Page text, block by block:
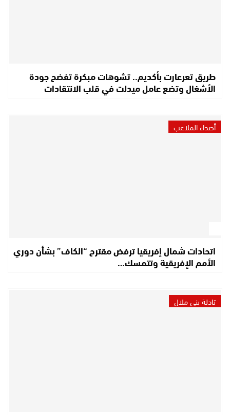
طريق تعرعارت بأكديم.. تشوهات مبكرة تفضح جودة
الأشغال وتضع عامل ميدلت في قلب الانتقادات
أصداء الملاعب
اتحادات شمال إفريقيا ترفض مقترح “الكاف” بشأن دوري
الأمم الإفريقية وتتمسك…
تادلة بني ملال